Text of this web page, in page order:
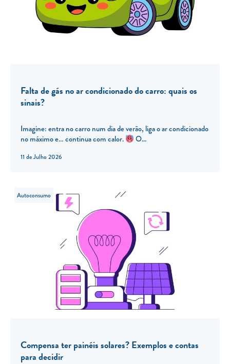
11 de Julho 2026
Falta de gás no ar condicionado do carro: quais os
sinais?
Imagine: entra no carro num dia de verão, liga o ar condicionado
no máximo e… continua com calor.
O...
Autoconsumo
Compensa ter painéis solares? Exemplos e contas
para decidir